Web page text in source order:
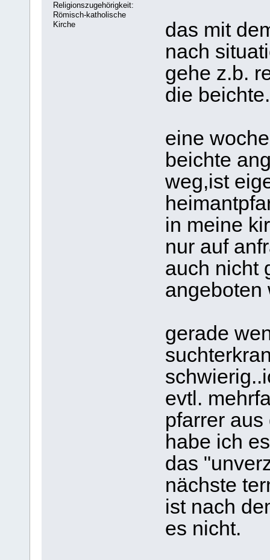
Religionszugehörigkeit:
Römisch-katholische
Kirche
das mit
nach
gehe z.b.
die beichte.
eine
beichte
weg,ist
in meine
nur auf
auch nicht
angeboten
gerade
evtl.
pfarrer
habe ich
das
nächste
ist nach
es nicht.